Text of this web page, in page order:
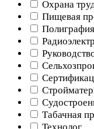
Охрана
Пищевая
Полиграфия
Табачная